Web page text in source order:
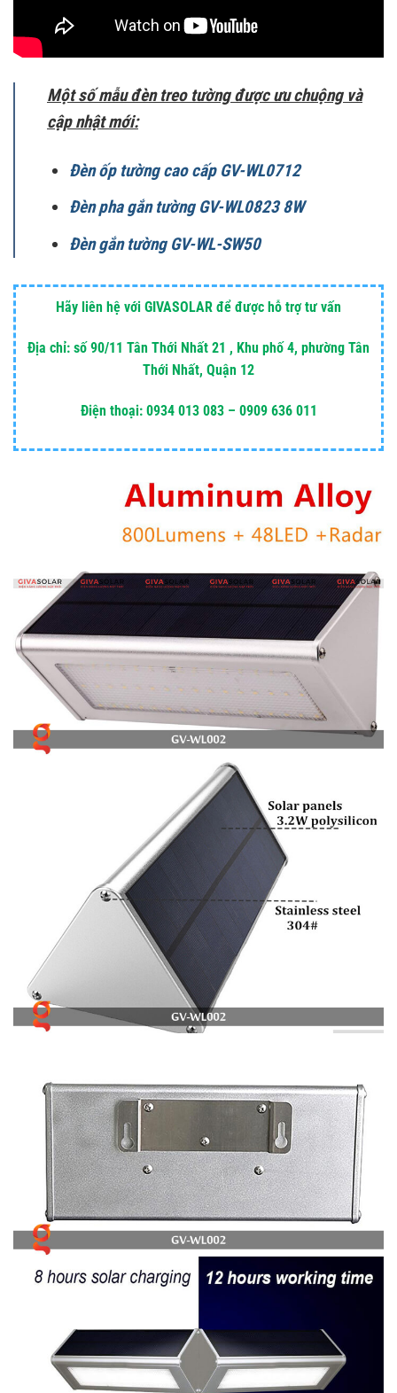
Một số mẫu đèn treo tường được ưu chuộng và
cập nhật mới:
Đèn ốp tường cao cấp GV-WL0712
Đèn pha gắn tường GV-WL0823 8W
Đèn gắn tường GV-WL-SW50
Hãy liên hệ với GIVASOLAR để được hỗ trợ tư vấn
Địa chỉ: số 90/11 Tân Thới Nhất 21 , Khu phố 4, phường Tân
Thới Nhất, Quận 12
Điện thoại: 0934 013 083 – 0909 636 011